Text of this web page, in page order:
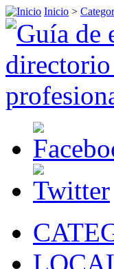
Inicio >